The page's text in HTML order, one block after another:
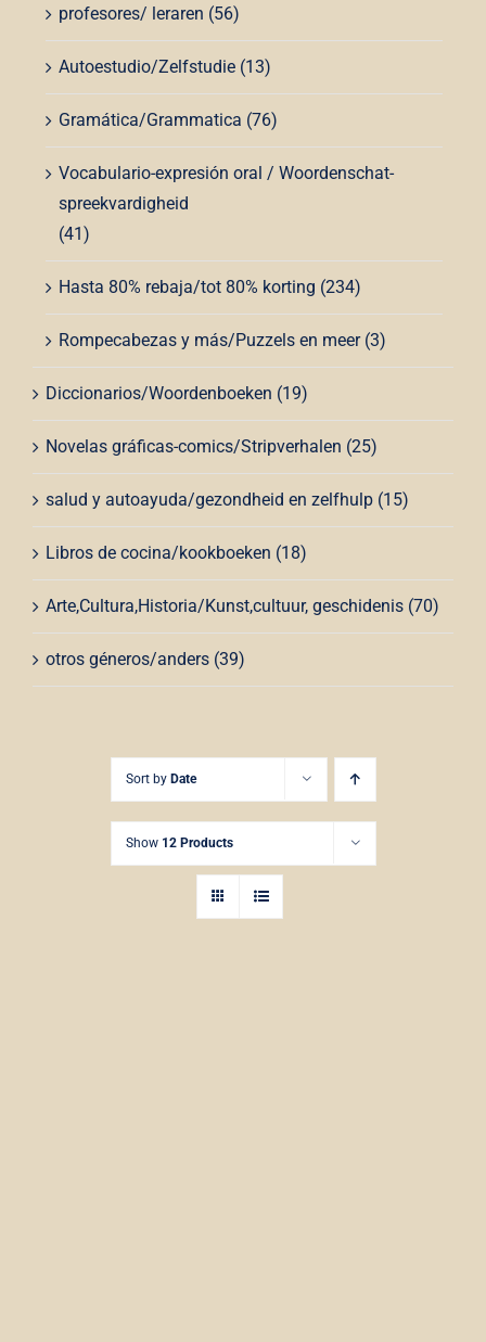
profesores/ leraren (56)
Autoestudio/Zelfstudie (13)
Gramática/Grammatica (76)
Vocabulario-expresión oral / Woordenschat-
spreekvardigheid
(41)
Hasta 80% rebaja/tot 80% korting (234)
Rompecabezas y más/Puzzels en meer (3)
Diccionarios/Woordenboeken (19)
Novelas gráficas-comics/Stripverhalen (25)
salud y autoayuda/gezondheid en zelfhulp (15)
Libros de cocina/kookboeken (18)
Arte,Cultura,Historia/Kunst,cultuur, geschidenis (70)
otros géneros/anders (39)
Sort by Date
Show 12 Products